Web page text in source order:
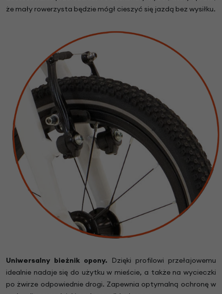
że mały rowerzysta będzie mógł cieszyć się jazdą bez wysiłku.
Uniwersalny bieżnik opony.
Dzięki profilowi ​​przełajowemu
idealnie nadaje się do użytku w mieście, a także na wycieczki
po żwirze odpowiednie drogi. Zapewnia optymalną ochronę w